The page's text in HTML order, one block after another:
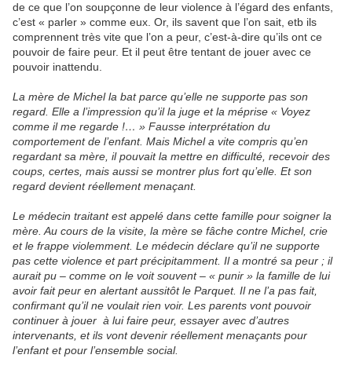
de ce que l’on soupçonne de leur violence à l’égard des enfants,
c’est « parler » comme eux. Or, ils savent que l’on sait, etb ils
comprennent très vite que l’on a peur, c’est-à-dire qu’ils ont ce
pouvoir de faire peur. Et il peut être tentant de jouer avec ce
pouvoir inattendu.
La mère de Michel la bat parce qu’elle ne supporte pas son
regard. Elle a l’impression qu’il la juge et la méprise « Voyez
comme il me regarde !… » Fausse interprétation du
comportement de l’enfant. Mais Michel a vite compris qu’en
regardant sa mère, il pouvait la mettre en difficulté, recevoir des
coups, certes, mais aussi se montrer plus fort qu’elle. Et son
regard devient réellement menaçant.
Le médecin traitant est appelé dans cette famille pour soigner la
mère. Au cours de la visite, la mère se fâche contre Michel, crie
et le frappe violemment. Le médecin déclare qu’il ne supporte
pas cette violence et part précipitamment. Il a montré sa peur ; il
aurait pu – comme on le voit souvent – « punir » la famille de lui
avoir fait peur en alertant aussitôt le Parquet. Il ne l’a pas fait,
confirmant qu’il ne voulait rien voir. Les parents vont pouvoir
continuer à jouer à lui faire peur, essayer avec d’autres
intervenants, et ils vont devenir réellement menaçants pour
l’enfant et pour l’ensemble social.